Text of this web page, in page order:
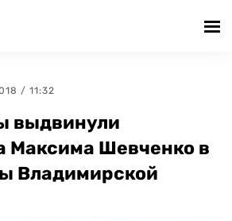
/ 11:32
выдвинули
Максима Шевченко в
Владимирской